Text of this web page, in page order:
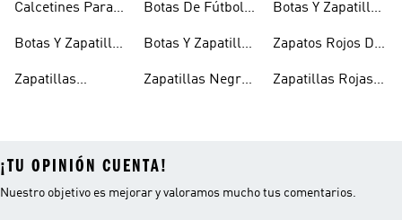
Calcetines Para
Botas Y Zapatillas
Zapatillas
Botas De Fútbol
Botas Y Zapatillas
Niños
Zapatillas Negras
Botas Y Zapatillas
Zapatos Rojos De
Zapatillas Rojas
¡TU OPINIÓN CUENTA!
Nuestro objetivo es mejorar y valoramos mucho tus comentarios.